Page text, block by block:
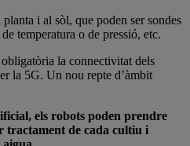
planta i al sòl, que poden ser sondes
temperatura o de pressió, etc.
obligatòria la connectivitat dels
la 5G. Un nou repte d’àmbit
els robots poden prendre
tractament de cada cultiu i